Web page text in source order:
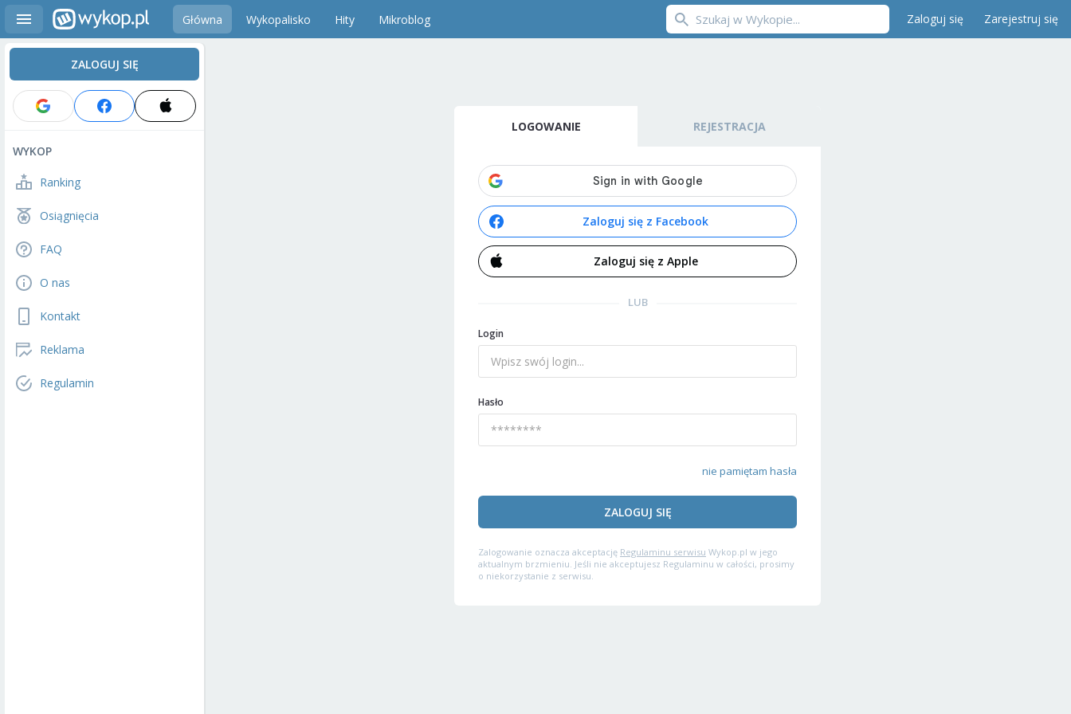
Główna Wykopalisko Hity Mikroblog Zaloguj się Zarejestruj się
ZALOGUJ SIĘ
WYKOP
Ranking
Osiągnięcia
FAQ
O nas
Kontakt
Reklama
Regulamin
LOGOWANIE REJESTRACJA
Zaloguj się z Facebook
Zaloguj się z Apple
LUB
Login
Hasło
nie pamiętam hasła
ZALOGUJ SIĘ
Zalogowanie oznacza akceptację Regulaminu serwisu Wykop.pl w jego
aktualnym brzmieniu. Jeśli nie akceptujesz Regulaminu w całości, prosimy
o niekorzystanie z serwisu.